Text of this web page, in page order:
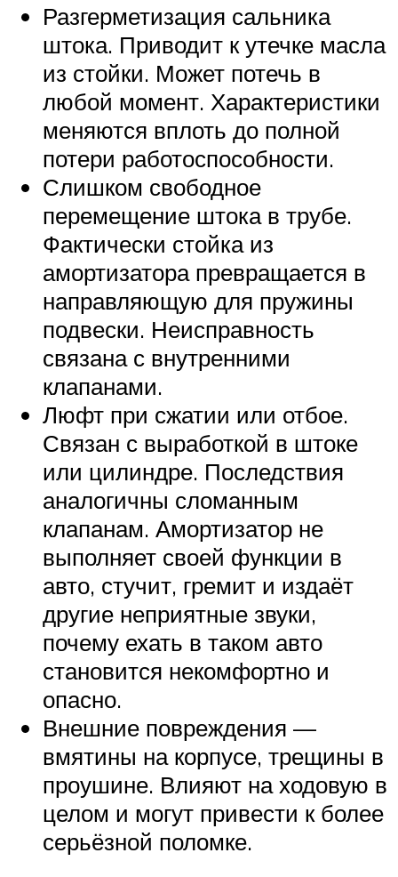
Разгерметизация сальника
штока. Приводит к утечке масла
из стойки. Может потечь в
любой момент. Характеристики
меняются вплоть до полной
потери работоспособности.
Слишком свободное
перемещение штока в трубе.
Фактически стойка из
амортизатора превращается в
направляющую для пружины
подвески. Неисправность
связана с внутренними
клапанами.
Люфт при сжатии или отбое.
Связан с выработкой в штоке
или цилиндре. Последствия
аналогичны сломанным
клапанам. Амортизатор не
выполняет своей функции в
авто, стучит, гремит и издаёт
другие неприятные звуки,
почему ехать в таком авто
становится некомфортно и
опасно.
Внешние повреждения —
вмятины на корпусе, трещины в
проушине. Влияют на ходовую в
целом и могут привести к более
серьёзной поломке.